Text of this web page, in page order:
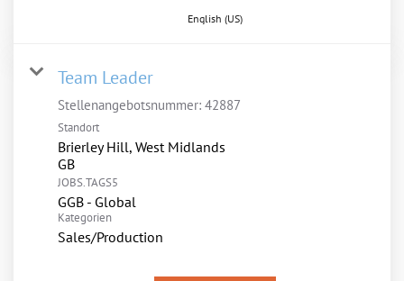
English (US)
Team Leader
Stellenangebotsnummer: 42887
Standort
Brierley Hill, West Midlands
JOBS.TAGS5
GGB - Global
Kategorien
Sales/Production